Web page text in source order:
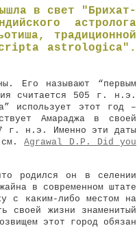
в свет "Брихат-
астролога
традиционной
astrologica".
Его называют “первым
считается 505 г. н.э.
использует этот год –
Амараджа в своей
г. н.э. Именно эти даты
(см.Agrawal D.P. Did you
родился он в селении
в современном штате
с каким-либо местом на
своей жизни знаменитый
этот город обязан